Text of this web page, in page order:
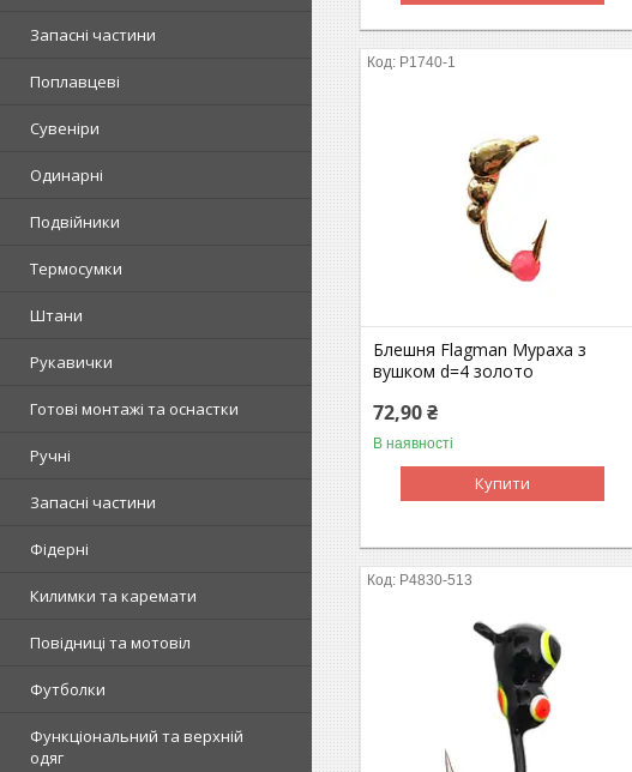
Запасні частини
Поплавцеві
Сувеніри
Одинарні
Подвійники
Термосумки
Штани
Рукавички
Готові монтажі та оснастки
Ручні
Запасні частини
Фідерні
Килимки та каремати
Повідниці та мотовіл
Футболки
Функціональний та верхній
одяг
P1740-1
Блешня Flagman Мураха з
вушком d=4 золото
72,90 ₴
В наявності
Купити
P4830-513